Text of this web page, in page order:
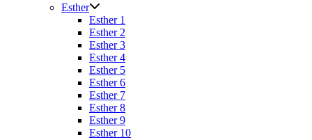
Esther
Esther 1
Esther 2
Esther 3
Esther 4
Esther 5
Esther 6
Esther 7
Esther 8
Esther 9
Esther 10